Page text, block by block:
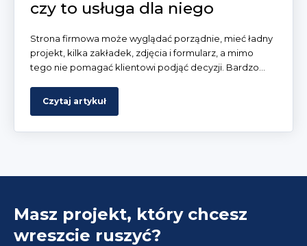
czy to usługa dla niego
Strona firmowa może wyglądać porządnie, mieć ładny
projekt, kilka zakładek, zdjęcia i formularz, a mimo
tego nie pomagać klientowi podjąć decyzji. Bardzo...
Czytaj artykuł
Masz projekt, który chcesz
wreszcie ruszyć?